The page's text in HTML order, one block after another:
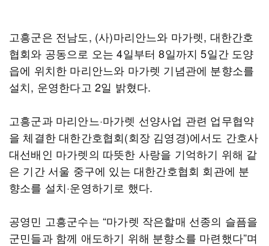
고흥군은 전남도, (사)마리안느와 마가렛, 대한간호
협회와 공동으로 오는 4일부터 8일까지 5일간 도양
읍에 위치한 마리안느와 마가렛 기념관에 분향소를
설치, 운영한다고 2일 밝혔다.
고흥군과 마리안느·마가렛 선양사업 관련 업무협약
을 체결한 대한간호협회(회장 김영경)에서도 간호사
대선배인 마가렛의 따뜻한 사랑을 기억하기 위해 같
은 기간 서울 중구에 있는 대한간호협회 회관에 분
향소를 설치·운영하기로 했다.
공영민 고흥군수는 “마가렛 작은할매 선종의 슬픔을
군민들과 함께 애도하기 위해 분향소를 마련했다”며